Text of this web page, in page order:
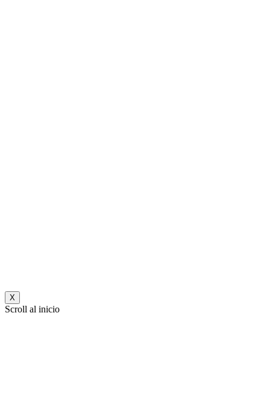
X
Scroll al inicio